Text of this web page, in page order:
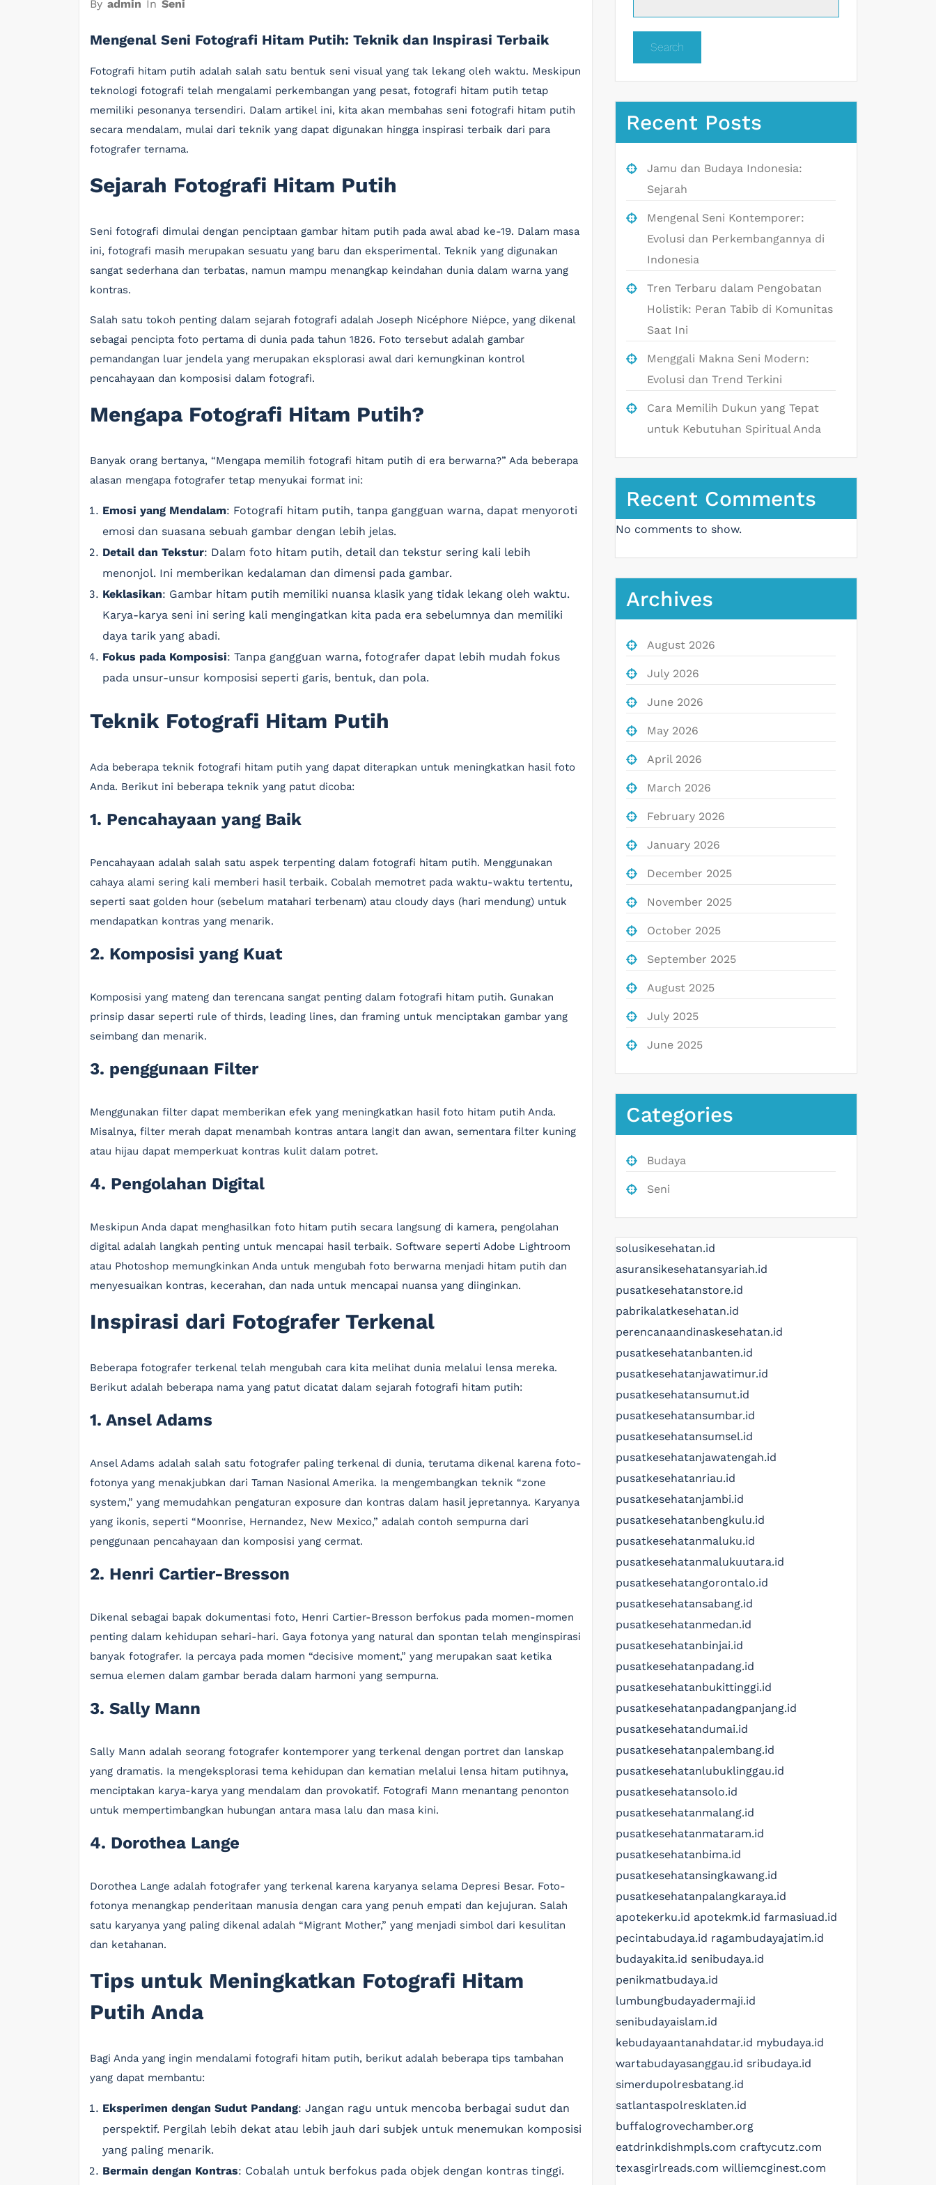
By admin In Seni
Mengenal Seni Fotografi Hitam Putih: Teknik dan Inspirasi Terbaik
Fotografi hitam putih adalah salah satu bentuk seni visual yang tak lekang oleh waktu. Meskipun
teknologi fotografi telah mengalami perkembangan yang pesat, fotografi hitam putih tetap
memiliki pesonanya tersendiri. Dalam artikel ini, kita akan membahas seni fotografi hitam putih
secara mendalam, mulai dari teknik yang dapat digunakan hingga inspirasi terbaik dari para
fotografer ternama.
Sejarah Fotografi Hitam Putih
Seni fotografi dimulai dengan penciptaan gambar hitam putih pada awal abad ke-19. Dalam masa
ini, fotografi masih merupakan sesuatu yang baru dan eksperimental. Teknik yang digunakan
sangat sederhana dan terbatas, namun mampu menangkap keindahan dunia dalam warna yang
kontras.
Salah satu tokoh penting dalam sejarah fotografi adalah Joseph Nicéphore Niépce, yang dikenal
sebagai pencipta foto pertama di dunia pada tahun 1826. Foto tersebut adalah gambar
pemandangan luar jendela yang merupakan eksplorasi awal dari kemungkinan kontrol
pencahayaan dan komposisi dalam fotografi.
Mengapa Fotografi Hitam Putih?
Banyak orang bertanya, “Mengapa memilih fotografi hitam putih di era berwarna?” Ada beberapa
alasan mengapa fotografer tetap menyukai format ini:
Emosi yang Mendalam: Fotografi hitam putih, tanpa gangguan warna, dapat menyoroti
emosi dan suasana sebuah gambar dengan lebih jelas.
Detail dan Tekstur: Dalam foto hitam putih, detail dan tekstur sering kali lebih
menonjol. Ini memberikan kedalaman dan dimensi pada gambar.
Keklasikan: Gambar hitam putih memiliki nuansa klasik yang tidak lekang oleh waktu.
Karya-karya seni ini sering kali mengingatkan kita pada era sebelumnya dan memiliki
daya tarik yang abadi.
Fokus pada Komposisi: Tanpa gangguan warna, fotografer dapat lebih mudah fokus
pada unsur-unsur komposisi seperti garis, bentuk, dan pola.
Teknik Fotografi Hitam Putih
Ada beberapa teknik fotografi hitam putih yang dapat diterapkan untuk meningkatkan hasil foto
Anda. Berikut ini beberapa teknik yang patut dicoba:
1. Pencahayaan yang Baik
Pencahayaan adalah salah satu aspek terpenting dalam fotografi hitam putih. Menggunakan
cahaya alami sering kali memberi hasil terbaik. Cobalah memotret pada waktu-waktu tertentu,
seperti saat golden hour (sebelum matahari terbenam) atau cloudy days (hari mendung) untuk
mendapatkan kontras yang menarik.
2. Komposisi yang Kuat
Komposisi yang mateng dan terencana sangat penting dalam fotografi hitam putih. Gunakan
prinsip dasar seperti rule of thirds, leading lines, dan framing untuk menciptakan gambar yang
seimbang dan menarik.
3. penggunaan Filter
Menggunakan filter dapat memberikan efek yang meningkatkan hasil foto hitam putih Anda.
Misalnya, filter merah dapat menambah kontras antara langit dan awan, sementara filter kuning
atau hijau dapat memperkuat kontras kulit dalam potret.
4. Pengolahan Digital
Meskipun Anda dapat menghasilkan foto hitam putih secara langsung di kamera, pengolahan
digital adalah langkah penting untuk mencapai hasil terbaik. Software seperti Adobe Lightroom
atau Photoshop memungkinkan Anda untuk mengubah foto berwarna menjadi hitam putih dan
menyesuaikan kontras, kecerahan, dan nada untuk mencapai nuansa yang diinginkan.
Inspirasi dari Fotografer Terkenal
Beberapa fotografer terkenal telah mengubah cara kita melihat dunia melalui lensa mereka.
Berikut adalah beberapa nama yang patut dicatat dalam sejarah fotografi hitam putih:
1. Ansel Adams
Ansel Adams adalah salah satu fotografer paling terkenal di dunia, terutama dikenal karena foto-
fotonya yang menakjubkan dari Taman Nasional Amerika. Ia mengembangkan teknik “zone
system,” yang memudahkan pengaturan exposure dan kontras dalam hasil jepretannya. Karyanya
yang ikonis, seperti “Moonrise, Hernandez, New Mexico,” adalah contoh sempurna dari
penggunaan pencahayaan dan komposisi yang cermat.
2. Henri Cartier-Bresson
Dikenal sebagai bapak dokumentasi foto, Henri Cartier-Bresson berfokus pada momen-momen
penting dalam kehidupan sehari-hari. Gaya fotonya yang natural dan spontan telah menginspirasi
banyak fotografer. Ia percaya pada momen “decisive moment,” yang merupakan saat ketika
semua elemen dalam gambar berada dalam harmoni yang sempurna.
3. Sally Mann
Sally Mann adalah seorang fotografer kontemporer yang terkenal dengan portret dan lanskap
yang dramatis. Ia mengeksplorasi tema kehidupan dan kematian melalui lensa hitam putihnya,
menciptakan karya-karya yang mendalam dan provokatif. Fotografi Mann menantang penonton
untuk mempertimbangkan hubungan antara masa lalu dan masa kini.
4. Dorothea Lange
Dorothea Lange adalah fotografer yang terkenal karena karyanya selama Depresi Besar. Foto-
fotonya menangkap penderitaan manusia dengan cara yang penuh empati dan kejujuran. Salah
satu karyanya yang paling dikenal adalah “Migrant Mother,” yang menjadi simbol dari kesulitan
dan ketahanan.
Tips untuk Meningkatkan Fotografi Hitam
Putih Anda
Bagi Anda yang ingin mendalami fotografi hitam putih, berikut adalah beberapa tips tambahan
yang dapat membantu:
Eksperimen dengan Sudut Pandang: Jangan ragu untuk mencoba berbagai sudut dan
perspektif. Pergilah lebih dekat atau lebih jauh dari subjek untuk menemukan komposisi
yang paling menarik.
Bermain dengan Kontras: Cobalah untuk berfokus pada objek dengan kontras tinggi.
Search
Recent Posts
Jamu dan Budaya Indonesia:
Sejarah
Mengenal Seni Kontemporer:
Evolusi dan Perkembangannya di
Indonesia
Tren Terbaru dalam Pengobatan
Holistik: Peran Tabib di Komunitas
Saat Ini
Menggali Makna Seni Modern:
Evolusi dan Trend Terkini
Cara Memilih Dukun yang Tepat
untuk Kebutuhan Spiritual Anda
Recent Comments
No comments to show.
Archives
August 2026
July 2026
June 2026
May 2026
April 2026
March 2026
February 2026
January 2026
December 2025
November 2025
October 2025
September 2025
August 2025
July 2025
June 2025
Categories
Budaya
Seni
solusikesehatan.id
asuransikesehatansyariah.id
pusatkesehatanstore.id
pabrikalatkesehatan.id
perencanaandinaskesehatan.id
pusatkesehatanbanten.id
pusatkesehatanjawatimur.id
pusatkesehatansumut.id
pusatkesehatansumbar.id
pusatkesehatansumsel.id
pusatkesehatanjawatengah.id
pusatkesehatanriau.id
pusatkesehatanjambi.id
pusatkesehatanbengkulu.id
pusatkesehatanmaluku.id
pusatkesehatanmalukuutara.id
pusatkesehatangorontalo.id
pusatkesehatansabang.id
pusatkesehatanmedan.id
pusatkesehatanbinjai.id
pusatkesehatanpadang.id
pusatkesehatanbukittinggi.id
pusatkesehatanpadangpanjang.id
pusatkesehatandumai.id
pusatkesehatanpalembang.id
pusatkesehatanlubuklinggau.id
pusatkesehatansolo.id
pusatkesehatanmalang.id
pusatkesehatanmataram.id
pusatkesehatanbima.id
pusatkesehatansingkawang.id
pusatkesehatanpalangkaraya.id
apotekerku.id apotekmk.id farmasiuad.id
pecintabudaya.id ragambudayajatim.id
budayakita.id senibudaya.id
penikmatbudaya.id
lumbungbudayadermaji.id
senibudayaislam.id
kebudayaantanahdatar.id mybudaya.id
wartabudayasanggau.id sribudaya.id
simerdupolresbatang.id
satlantaspolresklaten.id
buffalogrovechamber.org
eatdrinkdishmpls.com craftycutz.com
texasgirlreads.com williemcginest.com